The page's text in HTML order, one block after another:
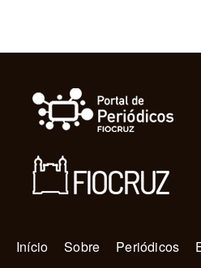
Navegação principal
Início Sobre Periódicos